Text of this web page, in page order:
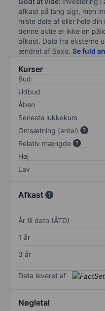
afkast på lang sigt, men
miste dele af eller hele
denne aktie er ikke en
afkast. Data fra eksterne
ændret af Saxo. Se fuld
Kurser
Bud
Udbud
Åben
Seneste lukkekurs
Omsætning (antal)
Relativ mængde
Høj
Lav
Afkast
År til dato (ÅTD)
1 år
3 år
Data leveret af
Nøgletal